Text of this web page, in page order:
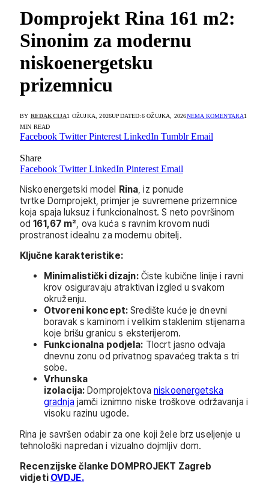
Domprojekt Rina 161 m2:
Sinonim za modernu
niskoenergetsku
prizemnicu
BY REDAKCIJA1 OŽUJKA, 2026UPDATED:6 OŽUJKA, 2026NEMA KOMENTARA1
MIN READ
Facebook Twitter Pinterest LinkedIn Tumblr Email
Share
Facebook Twitter LinkedIn Pinterest Email
Niskoenergetski model Rina, iz ponude
tvrtke Domprojekt, primjer je suvremene prizemnice
koja spaja luksuz i funkcionalnost. S neto površinom
od161,67 m², ova kuća s ravnim krovom nudi
prostranost idealnu za modernu obitelj.
Ključne karakteristike:
Minimalistički dizajn:Čiste kubične linije i ravni
krov osiguravaju atraktivan izgled u svakom
okruženju.
Otvoreni koncept: Središte kuće je dnevni
boravak s kaminom i velikim staklenim stijenama
koje brišu granicu s eksterijerom.
Funkcionalna podjela: Tlocrt jasno odvaja
dnevnu zonu od privatnog spavaćeg trakta s tri
sobe.
Vrhunska
izolacija: Domprojektovaniskoenergetska
gradnja jamči iznimno niske troškove održavanja i
visoku razinu ugode.
Rina je savršen odabir za one koji žele brz useljenje u
tehnološki napredan i vizualno dojmljiv dom.
Recenzijske članke DOMPROJEKT Zagreb
vidjeti OVDJE.